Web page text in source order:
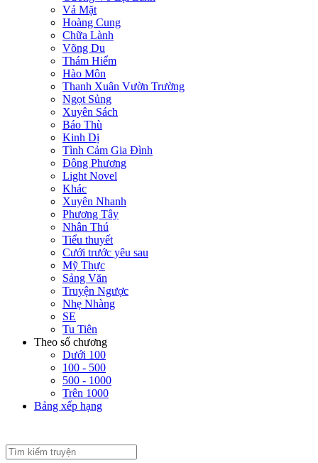
Vả Mặt
Hoàng Cung
Chữa Lành
Võng Du
Thám Hiểm
Hào Môn
Thanh Xuân Vườn Trường
Ngọt Sủng
Xuyên Sách
Báo Thù
Kinh Dị
Tình Cảm Gia Đình
Đông Phương
Light Novel
Khác
Xuyên Nhanh
Phương Tây
Nhân Thú
Tiểu thuyết
Cưới trước yêu sau
Mỹ Thực
Sảng Văn
Truyện Ngược
Nhẹ Nhàng
SE
Tu Tiên
Theo số chương
Dưới 100
100 - 500
500 - 1000
Trên 1000
Bảng xếp hạng